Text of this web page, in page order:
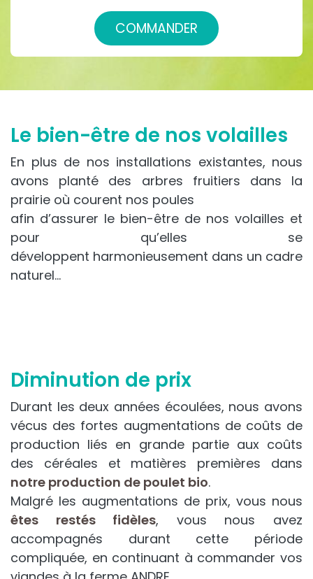
COMMANDER
Le bien-être de nos volailles
En plus de nos installations existantes, nous
avons planté des arbres fruitiers dans la
prairie où courent nos poules
afin d’assurer le bien-être de nos volailles et
pour qu’elles se
développent harmonieusement dans un cadre
naturel…​
Diminution de prix
Durant les deux années écoulées, nous avons
vécus des fortes augmentations de coûts de
production liés en grande partie aux coûts
des céréales et matières premières dans
notre production de poulet bio.
Malgré les augmentations de prix, vous nous
êtes restés fidèles, vous nous avez
accompagnés durant cette période
compliquée, en continuant à commander vos